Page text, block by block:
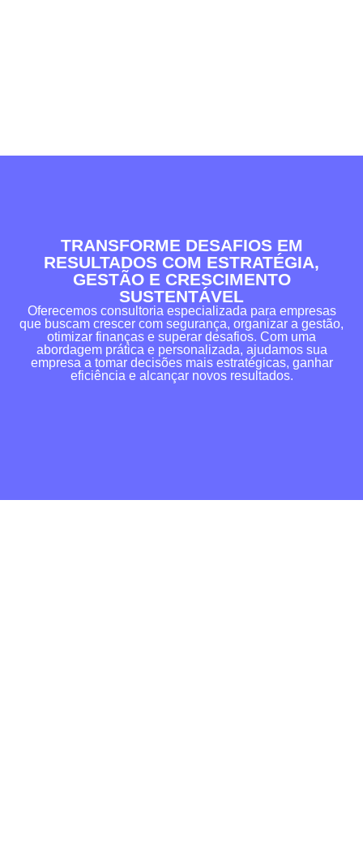
TRANSFORME DESAFIOS EM
RESULTADOS COM ESTRATÉGIA,
GESTÃO E CRESCIMENTO
SUSTENTÁVEL
Oferecemos consultoria especializada para empresas
que buscam crescer com segurança, organizar a gestão,
otimizar finanças e superar desafios. Com uma
abordagem prática e personalizada, ajudamos sua
empresa a tomar decisões mais estratégicas, ganhar
eficiência e alcançar novos resultados.